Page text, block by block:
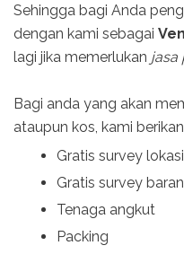
Sehingga bagi Anda
dengan kami sebagai
lagi jika memerlukan jasa
Bagi anda yang akan
ataupun kos, kami
Gratis survey lokasi
Gratis survey
Tenaga angkut
Packing